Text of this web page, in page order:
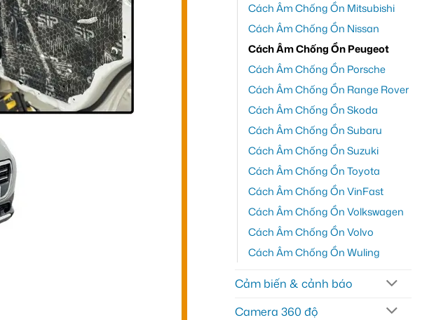
Cách Âm Chống Ồn Mitsubishi
Cách Âm Chống Ồn Nissan
Cách Âm Chống Ồn Peugeot
Cách Âm Chống Ồn Porsche
Cách Âm Chống Ồn Range Rover
Cách Âm Chống Ồn Skoda
Cách Âm Chống Ồn Subaru
Cách Âm Chống Ồn Suzuki
Cách Âm Chống Ồn Toyota
Cách Âm Chống Ồn VinFast
Cách Âm Chống Ồn Volkswagen
Cách Âm Chống Ồn Volvo
Cách Âm Chống Ồn Wuling
Cảm biến & cảnh báo
Camera 360 độ